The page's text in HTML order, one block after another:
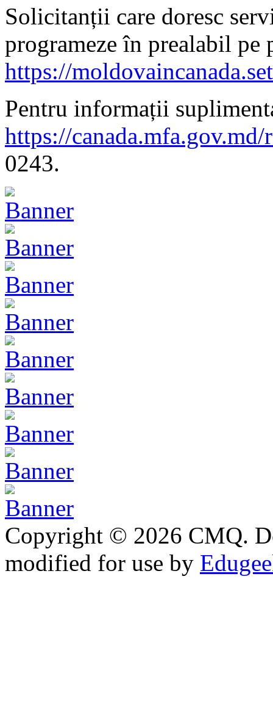
Solicitanții care doresc
programeze în prealabil pe
https://
Pentru informații
https://canada.mfa.gov.md/
0243.
Copyright © 2026 CMQ.
modified for use by